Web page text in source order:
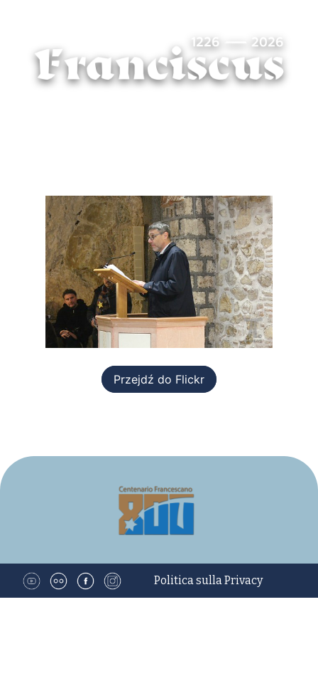
Przejdź do Flickr
Politica sulla Privacy